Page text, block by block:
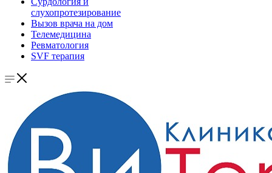
слухопротезирование
Вызов врача на дом
Телемедицина
Ревматология
SVF терапия